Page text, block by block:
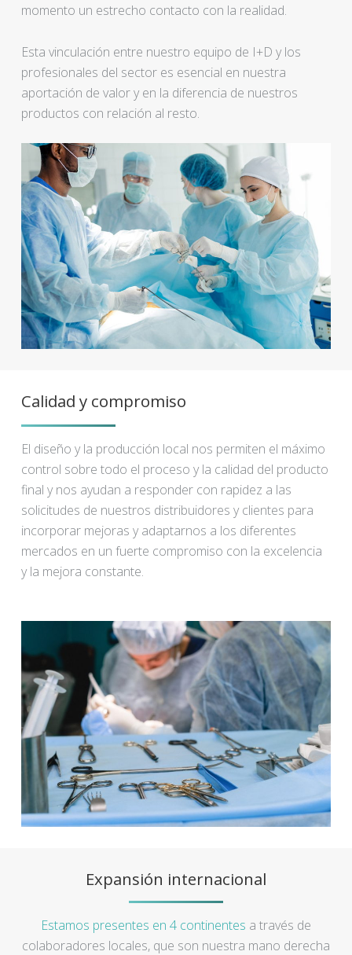
momento un estrecho contacto con la realidad.
Esta vinculación entre nuestro equipo de I+D y los
profesionales del sector es esencial en nuestra
aportación de valor y en la diferencia de nuestros
productos con relación al resto.
Calidad y compromiso
El diseño y la producción local nos permiten el máximo
control sobre todo el proceso y la calidad del producto
final y nos ayudan a responder con rapidez a las
solicitudes de nuestros distribuidores y clientes para
incorporar mejoras y adaptarnos a los diferentes
mercados en un fuerte compromiso con la excelencia
y la mejora constante.
Expansión internacional
Estamos presentes en 4 continentes a través de
colaboradores locales, que son nuestra mano derecha